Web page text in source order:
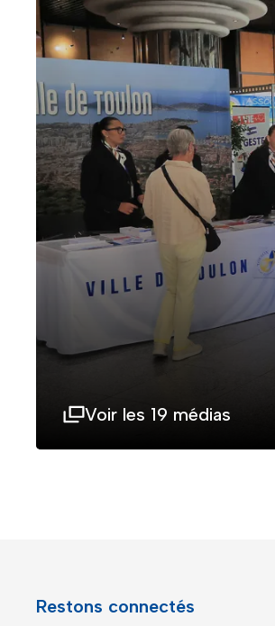
Voir les 19 médias
Restons connectés